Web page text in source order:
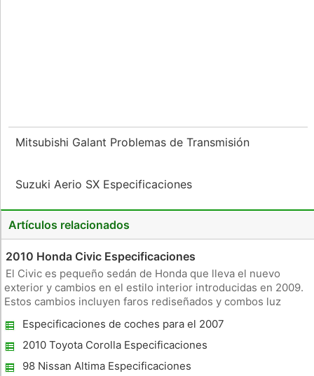
Mitsubishi Galant Problemas de Transmisión
Suzuki Aerio SX Especificaciones
Artículos relacionados
2010 Honda Civic Especificaciones
El Civic es pequeño sedán de Honda que lleva el nuevo
exterior y cambios en el estilo interior introducidas en 2009.
Estos cambios incluyen faros rediseñados y combos luz
y una opción para el paño de estar actualizada. Los más de
tres do
Especificaciones de coches para el 2007
Buick LaCrosse
2010 Toyota Corolla Especificaciones
98 Nissan Altima Especificaciones